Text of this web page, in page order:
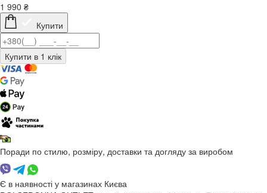
1 990 ₴
Купити
Поради по стилю, розміру, доставки та догляду за виробом
Є в наявності у магазинах Києва